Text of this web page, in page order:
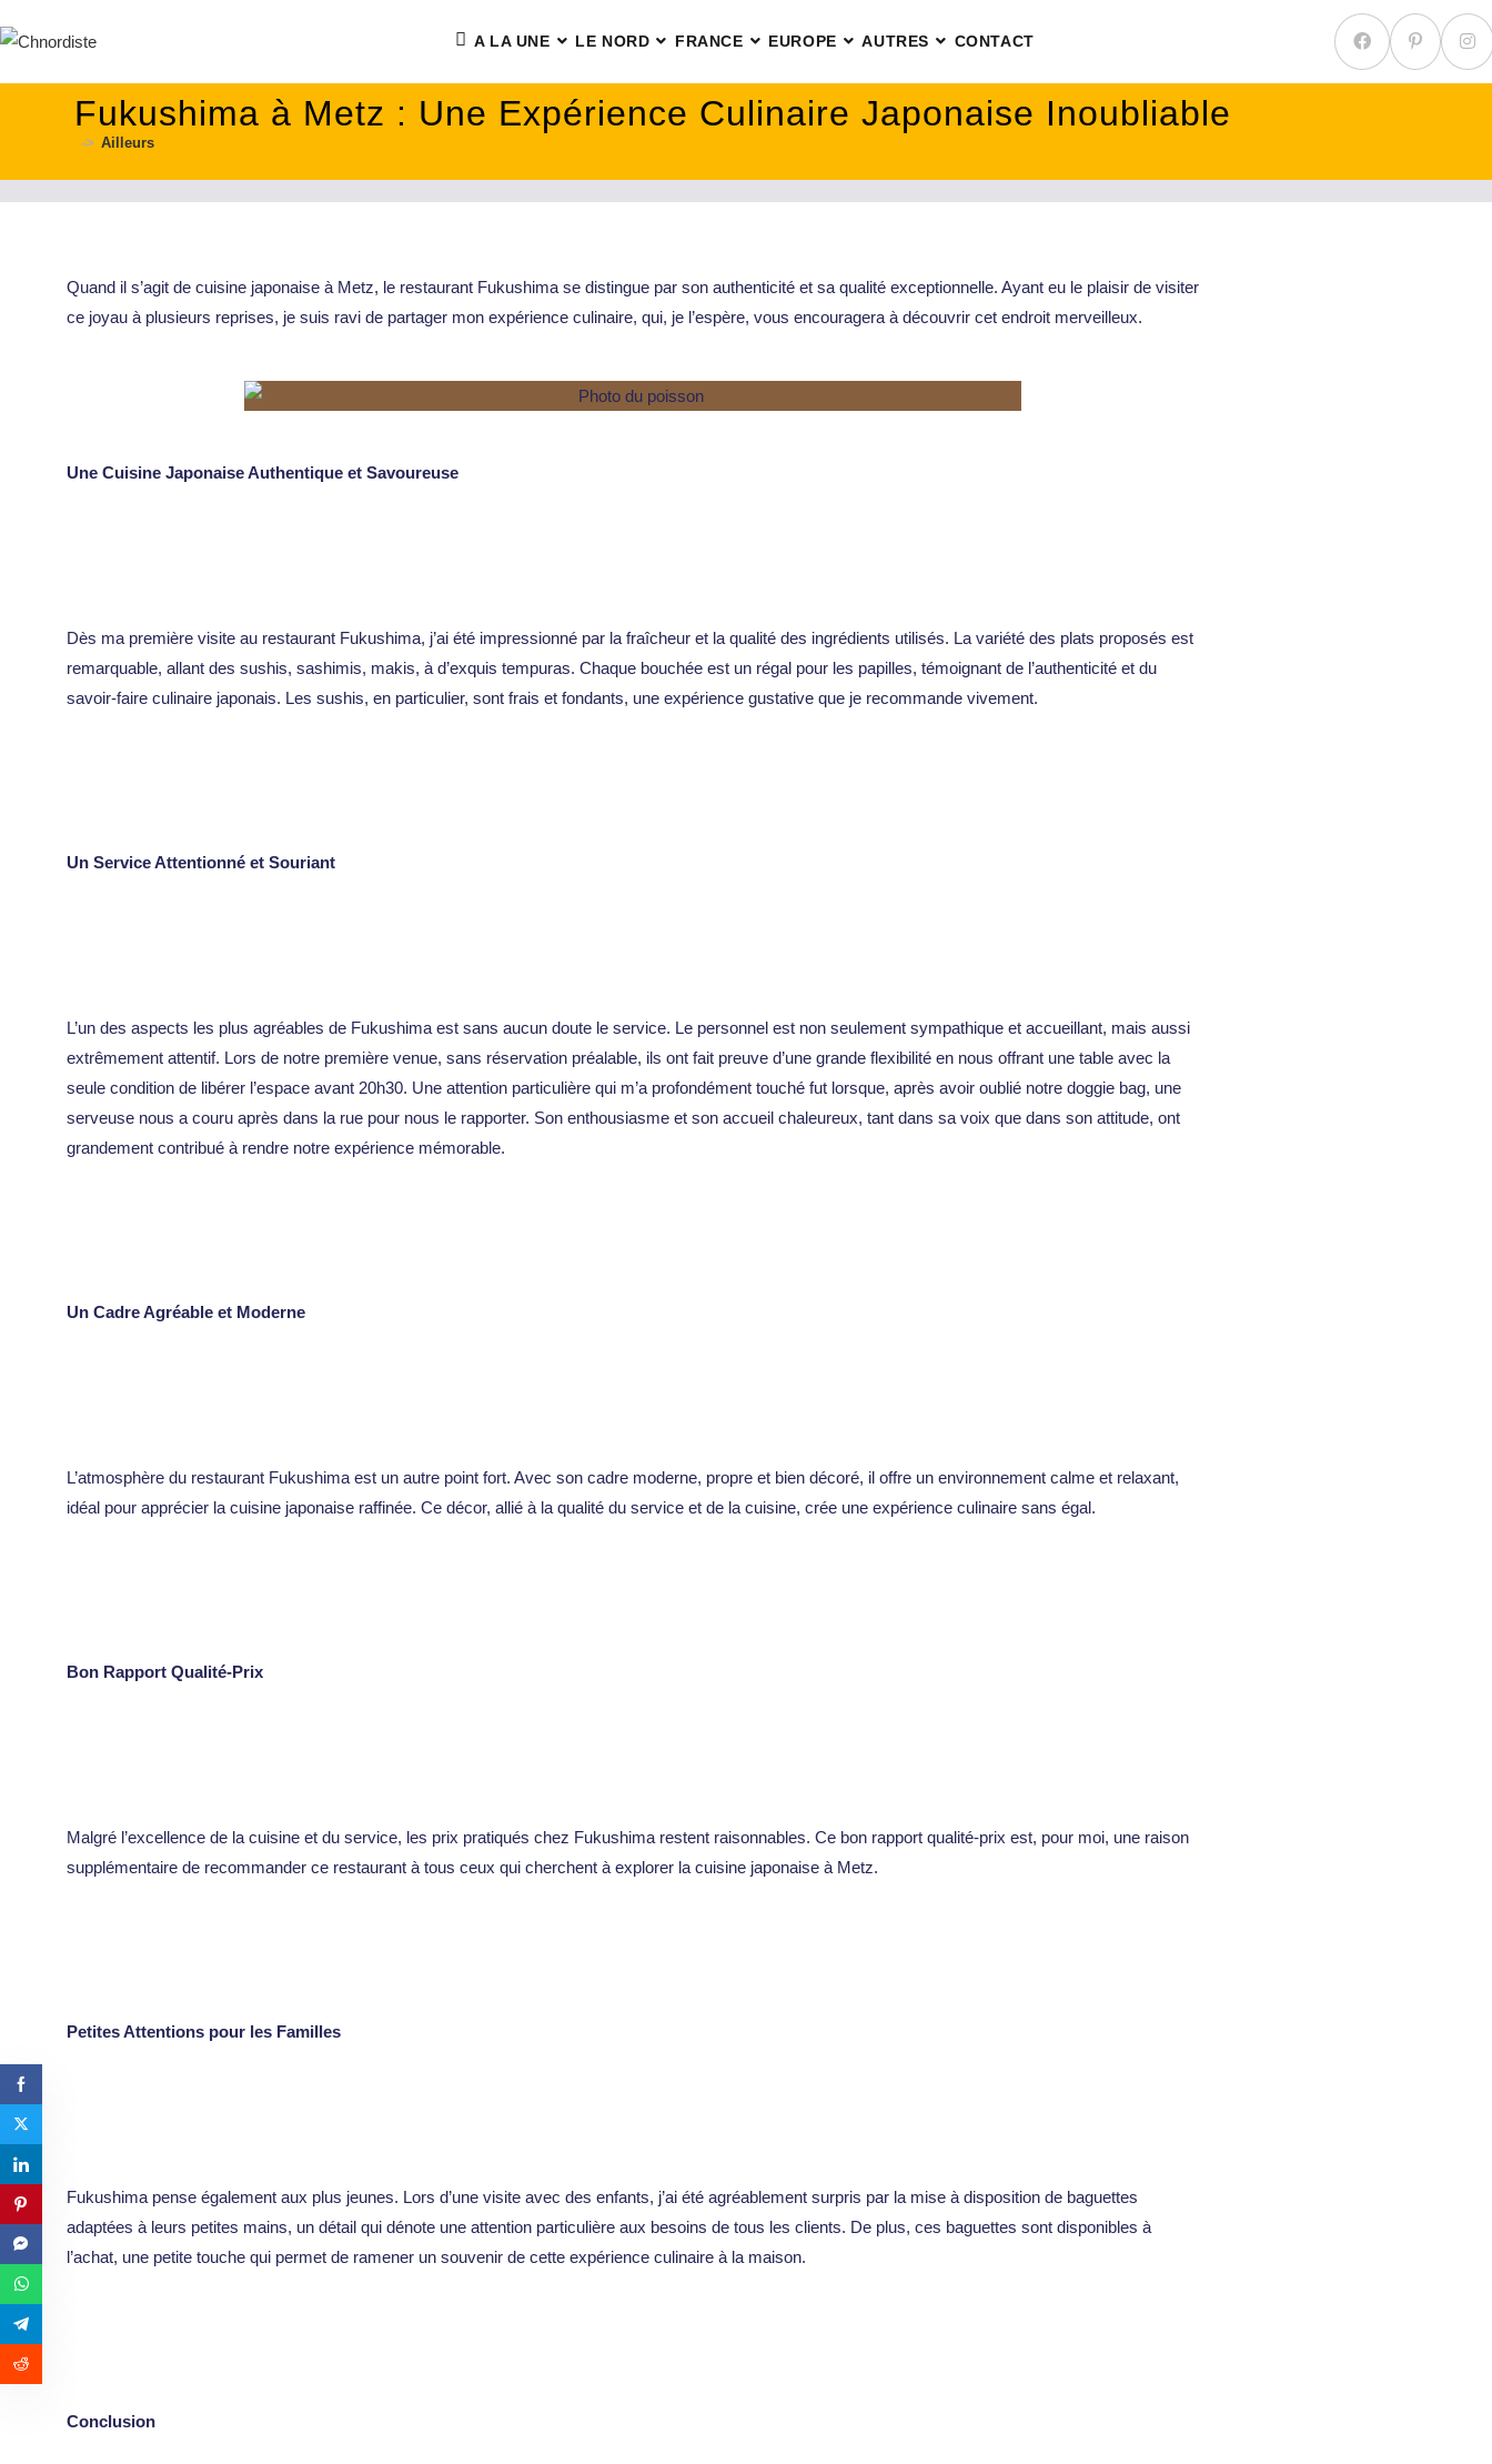
principal
A LA UNE LE NORD FRANCE EUROPE AUTRES CONTACT
Fukushima à Metz : Une Expérience Culinaire Japonaise Inoubliable
-> Ailleurs
Quand il s’agit de cuisine japonaise à Metz, le restaurant Fukushima se distingue par son authenticité et sa qualité exceptionnelle. Ayant eu le plaisir de visiter
ce joyau à plusieurs reprises, je suis ravi de partager mon expérience culinaire, qui, je l’espère, vous encouragera à découvrir cet endroit merveilleux.
Une Cuisine Japonaise Authentique et Savoureuse
Dès ma première visite au restaurant Fukushima, j’ai été impressionné par la fraîcheur et la qualité des ingrédients utilisés. La variété des plats proposés est
remarquable, allant des sushis, sashimis, makis, à d’exquis tempuras. Chaque bouchée est un régal pour les papilles, témoignant de l’authenticité et du
savoir-faire culinaire japonais. Les sushis, en particulier, sont frais et fondants, une expérience gustative que je recommande vivement.
Un Service Attentionné et Souriant
L’un des aspects les plus agréables de Fukushima est sans aucun doute le service. Le personnel est non seulement sympathique et accueillant, mais aussi
extrêmement attentif. Lors de notre première venue, sans réservation préalable, ils ont fait preuve d’une grande flexibilité en nous offrant une table avec la
seule condition de libérer l’espace avant 20h30. Une attention particulière qui m’a profondément touché fut lorsque, après avoir oublié notre doggie bag, une
serveuse nous a couru après dans la rue pour nous le rapporter. Son enthousiasme et son accueil chaleureux, tant dans sa voix que dans son attitude, ont
grandement contribué à rendre notre expérience mémorable.
Un Cadre Agréable et Moderne
L’atmosphère du restaurant Fukushima est un autre point fort. Avec son cadre moderne, propre et bien décoré, il offre un environnement calme et relaxant,
idéal pour apprécier la cuisine japonaise raffinée. Ce décor, allié à la qualité du service et de la cuisine, crée une expérience culinaire sans égal.
Bon Rapport Qualité-Prix
Malgré l’excellence de la cuisine et du service, les prix pratiqués chez Fukushima restent raisonnables. Ce bon rapport qualité-prix est, pour moi, une raison
supplémentaire de recommander ce restaurant à tous ceux qui cherchent à explorer la cuisine japonaise à Metz.
Petites Attentions pour les Familles
Fukushima pense également aux plus jeunes. Lors d’une visite avec des enfants, j’ai été agréablement surpris par la mise à disposition de baguettes
adaptées à leurs petites mains, un détail qui dénote une attention particulière aux besoins de tous les clients. De plus, ces baguettes sont disponibles à
l’achat, une petite touche qui permet de ramener un souvenir de cette expérience culinaire à la maison.
Conclusion